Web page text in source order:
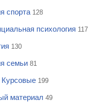
спорта 128
психология 117
130
семьи 81
199
материал 49